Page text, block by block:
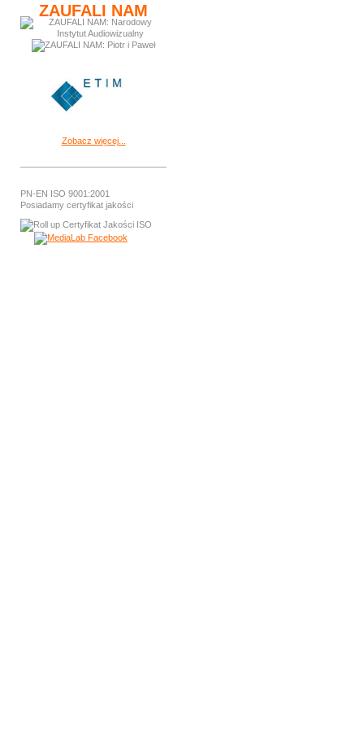
ZAUFALI NAM
Zobacz więcej...
PN-EN ISO 9001:2001
Posiadamy certyfikat jakości